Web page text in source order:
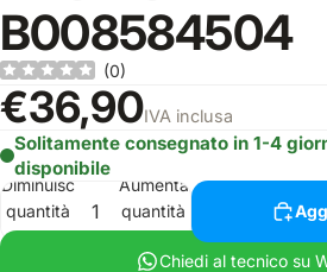
B008584504
(0)
€36,90IVA inclusa
Solitamente consegnato in 1-4
disponibile
Diminuisci
quantità
Aumenta
quantità
Chiedi al tecnico su